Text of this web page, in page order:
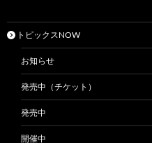
トピックスNOW
お知らせ
発売中（チケット）
発売中
開催中